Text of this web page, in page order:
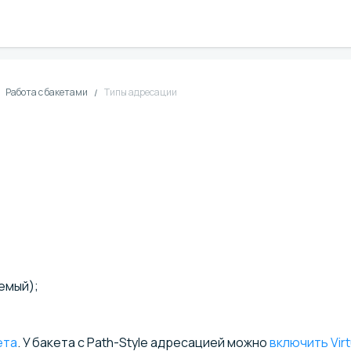
Работа с бакетами Типы адресации
. У бакета с Path-Style адресацией можновключить